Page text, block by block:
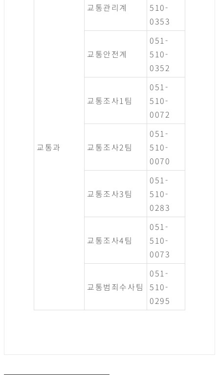
교통과
교통관리계
510-
0353
교통안전계
051-
510-
0352
교통조사1팀
051-
510-
0072
교통조사2팀
051-
510-
0070
교통조사3팀
051-
510-
0283
교통조사4팀
051-
510-
0073
교통범죄수사팀
051-
510-
0295